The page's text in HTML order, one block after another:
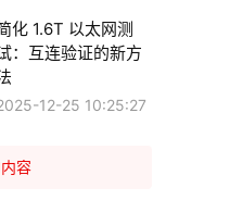
化 1.6T 以太网测
：互连验证的新方
12-25 10:25:27
容